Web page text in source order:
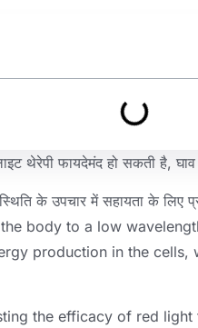
थेरेपी फायदेमंद हो सकती है,
के उपचार में सहायता के लिए
body to a low
production in the cells,
the efficacy of red light